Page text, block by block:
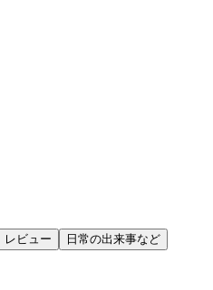
レビュー
日常の出来事など